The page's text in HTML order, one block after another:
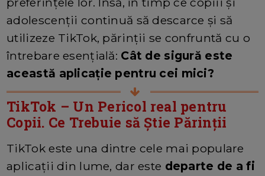
adolescenții continuă să descarce și să
utilizeze TikTok, părinții se confruntă cu o
întrebare esențială: Cât de sigură este
această aplicație pentru cei mici?
TikTok – Un Pericol real pentru
Copii. Ce Trebuie să Știe Părinții
TikTok este una dintre cele mai populare
aplicații din lume, dar este departe de a fi